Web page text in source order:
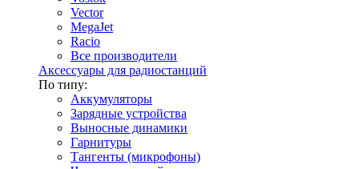
Vector
MegaJet
Racio
Все производители
Аксессуары для радиостанций
По типу:
Аккумуляторы
Зарядные устройства
Выносные динамики
Гарнитуры
Тангенты (микрофоны)